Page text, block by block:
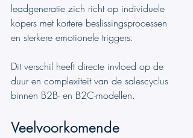
leadgeneratie zich richt op individuele
kopers met kortere beslissingsprocessen
en sterkere emotionele triggers.
Dit verschil heeft directe invloed op de
duur en complexiteit van de salescyclus
binnen B2B- en B2C-modellen.
Veelvoorkomende